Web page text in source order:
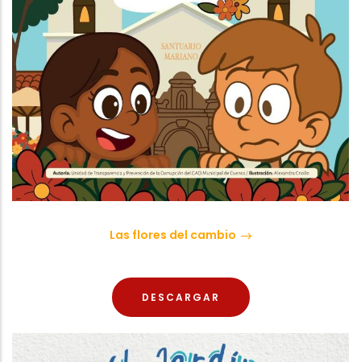
ㅤLas flores del cambioㅤ
DESCARGAR